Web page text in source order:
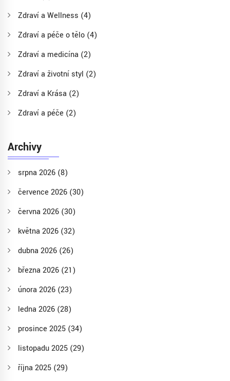
Zdraví a Wellness (4)
Zdraví a péče o tělo (4)
Zdraví a medicína (2)
Zdraví a životní styl (2)
Zdraví a Krása (2)
Zdraví a péče (2)
Archivy
srpna 2026 (8)
července 2026 (30)
června 2026 (30)
května 2026 (32)
dubna 2026 (26)
března 2026 (21)
února 2026 (23)
ledna 2026 (28)
prosince 2025 (34)
listopadu 2025 (29)
října 2025 (29)